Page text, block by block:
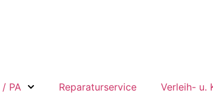
PA Reparaturservice Verleih- u.